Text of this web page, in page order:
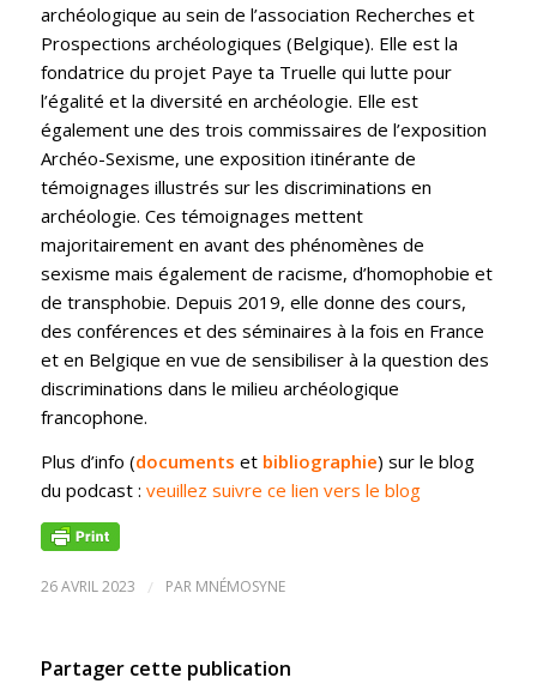
archéologique au sein de l’association Recherches et
Prospections archéologiques (Belgique). Elle est la
fondatrice du projet Paye ta Truelle qui lutte pour
l’égalité et la diversité en archéologie. Elle est
également une des trois commissaires de l’exposition
Archéo-Sexisme, une exposition itinérante de
témoignages illustrés sur les discriminations en
archéologie. Ces témoignages mettent
majoritairement en avant des phénomènes de
sexisme mais également de racisme, d’homophobie et
de transphobie. Depuis 2019, elle donne des cours,
des conférences et des séminaires à la fois en France
et en Belgique en vue de sensibiliser à la question des
discriminations dans le milieu archéologique
francophone.
Plus d’info (documents et bibliographie) sur le blog
du podcast : veuillez suivre ce lien vers le blog
26 AVRIL 2023 / PAR MNÉMOSYNE
Partager cette publication